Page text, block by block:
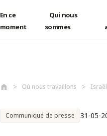
En ce
moment
Qui nous
sommes
Où nous travaillons
Communiqué de presse 31-05-